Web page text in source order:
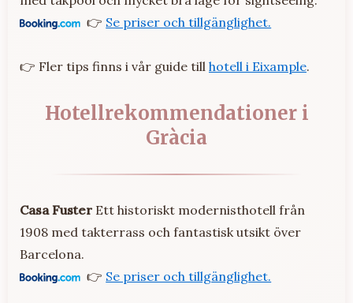
👉 Se priser och tillgänglighet.
👉 Fler tips finns i vår guide till hotell i Eixample.
Hotellrekommendationer i
Gràcia
Casa Fuster Ett historiskt modernisthotell från
1908 med takterrass och fantastisk utsikt över
Barcelona.
👉 Se priser och tillgänglighet.